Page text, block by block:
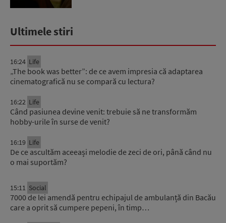
Ultimele stiri
16:24 Life
„The book was better”: de ce avem impresia că adaptarea
cinematografică nu se compară cu lectura?
16:22 Life
Când pasiunea devine venit: trebuie să ne transformăm
hobby-urile în surse de venit?
16:19 Life
De ce ascultăm aceeași melodie de zeci de ori, până când nu
o mai suportăm?
15:11 Social
7000 de lei amendă pentru echipajul de ambulanță din Bacău
care a oprit să cumpere pepeni, în timp…